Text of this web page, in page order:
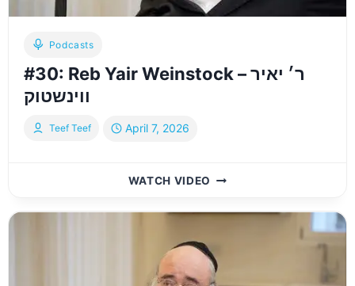
פון
נטורי
Podcasts
#30: Reb Yair Weinstock – ר׳ יאיר
ווינשטוק
Teef Teef April 7, 2026
WATCH VIDEO #30:
YAIR
ר׳
יאיר